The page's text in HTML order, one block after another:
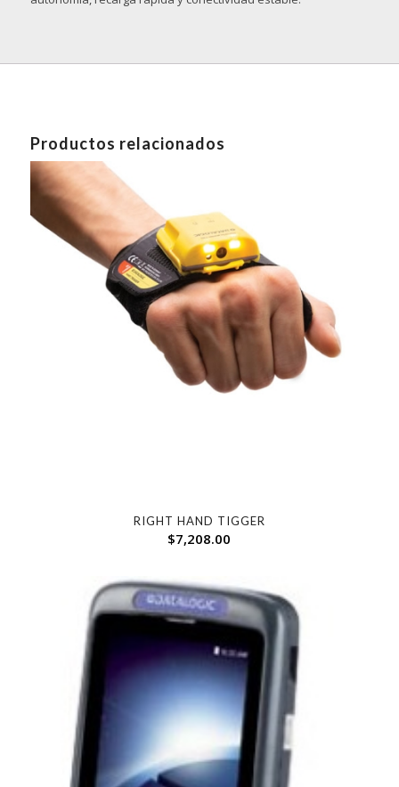
Productos relacionados
RIGHT HAND TIGGER
$7,208.00